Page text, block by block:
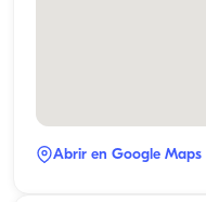
Abrir en Google Maps